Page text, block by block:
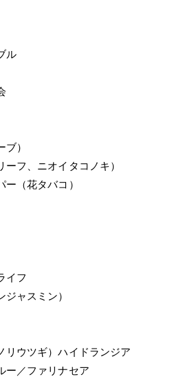
ル
フ、ニオイタコノキ）
（花タバコ）
イフ
ャスミン）
リウツギ）ハイドランジア
ー／ファリナセア